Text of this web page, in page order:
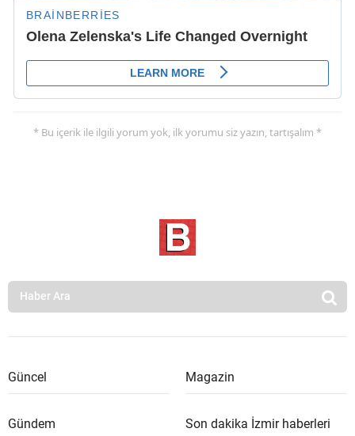
* Bu içerik ile ilgili yorum yok, ilk yorumu siz yazın, tartışalım *
Güncel Magazin
Gündem Son dakika İzmir haberleri